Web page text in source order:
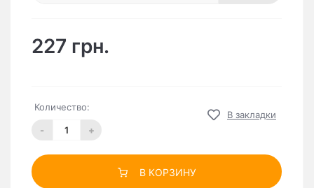
227 грн.
Количество:
- +
В закладки
В КОРЗИНУ